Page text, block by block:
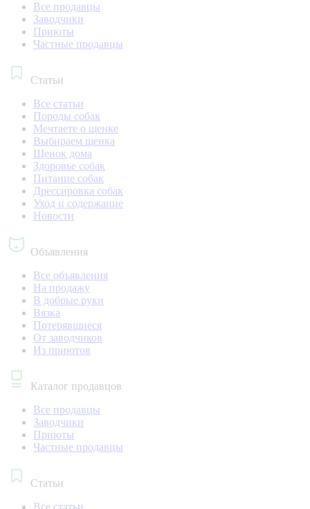
Все продавцы
Заводчики
Приюты
Частные продавцы
Статьи
Все статьи
Породы собак
Мечтаете о щенке
Выбираем щенка
Щенок дома
Здоровье собак
Питание собак
Дрессировка собак
Уход и содержание
Новости
Объявления
Все объявления
На продажу
В добрые руки
Вязка
Потерявшиеся
От заводчиков
Из приютов
Каталог продавцов
Все продавцы
Заводчики
Приюты
Частные продавцы
Статьи
Все статьи